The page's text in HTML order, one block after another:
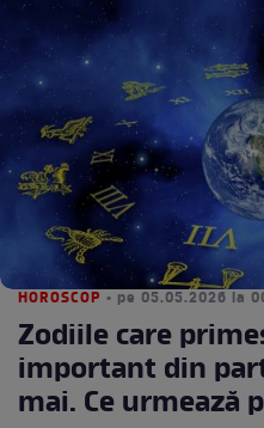
HOROSCOP • pe 05.05.2026 la
Zodiile care
important din
mai. Ce urmează